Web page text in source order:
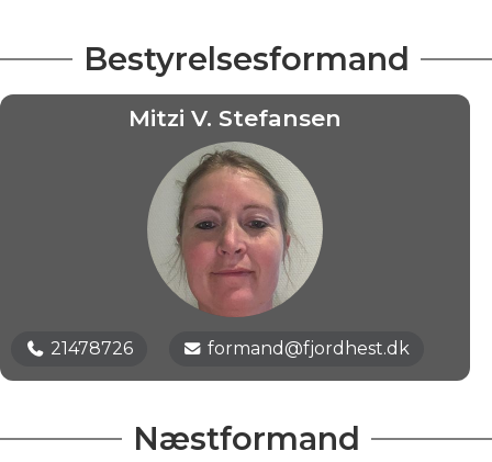
Bestyrelsesformand
Mitzi V. Stefansen
21478726 formand@fjordhest.dk
Næstformand